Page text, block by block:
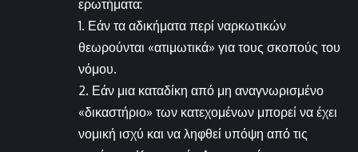
ερωτήματα:
1. Εάν τα αδικήματα περί ναρκωτικών
θεωρούνται «ατιμωτικά» για τους σκοπούς του
νόμου.
2. Εάν μια καταδίκη από μη αναγνωρισμένο
«δικαστήριο» των κατεχομένων μπορεί να έχει
νομική ισχύ και να ληφθεί υπόψη από τις